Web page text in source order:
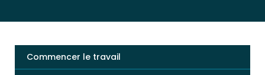
Commencer le travail